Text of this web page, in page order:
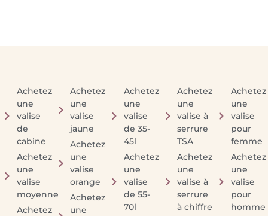
Achetez
une
valise
de
cabine
Achetez
une
valise
moyenne
Achetez
Achetez
une
valise
jaune
Achetez
une
valise
orange
Achetez
une
Achetez
une
valise
de 35-
45l
Achetez
une
valise
de 55-
70l
Achetez
une
valise à
serrure
TSA
Achetez
une
valise à
serrure
à chiffre
Achetez
une
valise
pour
femme
Achetez
une
valise
pour
homme